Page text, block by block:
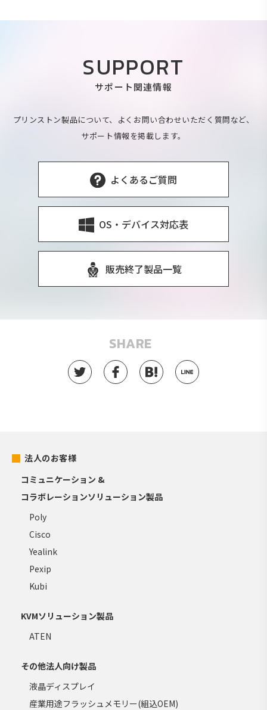
SUPPORT
サポート関連情報
プリンストン製品について、よくお問い合わせいただく質問など、
サポート情報を掲載します。
よくあるご質問
OS・デバイス対応表
販売終了製品一覧
SHARE
法人のお客様
コミュニケーション &
コラボレーションソリューション製品
Poly
Cisco
Yealink
Pexip
Kubi
KVMソリューション製品
ATEN
その他法人向け製品
液晶ディスプレイ
産業用途フラッシュメモリー(組込OEM)